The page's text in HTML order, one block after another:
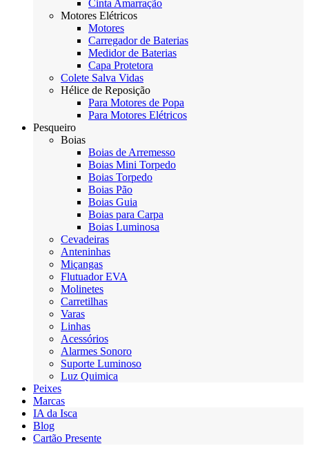
Cinta Amarração
Motores Elétricos
Motores
Carregador de Baterias
Medidor de Baterias
Capa Protetora
Colete Salva Vidas
Hélice de Reposição
Para Motores de Popa
Para Motores Elétricos
Pesqueiro
Boias
Boias de Arremesso
Boias Mini Torpedo
Boias Torpedo
Boias Pão
Boias Guia
Boias para Carpa
Boias Luminosa
Cevadeiras
Anteninhas
Miçangas
Flutuador EVA
Molinetes
Carretilhas
Varas
Linhas
Acessórios
Alarmes Sonoro
Suporte Luminoso
Luz Quimica
Peixes
Marcas
IA da Isca
Blog
Cartão Presente